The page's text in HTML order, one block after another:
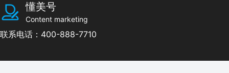
懂美号
Content marketing
联系电话：400-888-7710